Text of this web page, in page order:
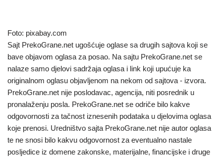
Foto: pixabay.com
Sajt PrekoGrane.net ugošćuje oglase sa drugih sajtova koji se
bave objavom oglasa za posao. Na sajtu PrekoGrane.net se
nalaze samo djelovi sadržaja oglasa i link koji upućuje ka
originalnom oglasu objavljenom na nekom od sajtova - izvora.
PrekoGrane.net nije poslodavac, agencija, niti posrednik u
pronalaženju posla. PrekoGrane.net se odriče bilo kakve
odgovornosti za tačnost iznesenih podataka u djelovima oglasa
koje prenosi. Uredništvo sajta PrekoGrane.net nije autor oglasa
te ne snosi bilo kakvu odgovornost za eventualno nastale
posljedice iz domene zakonske, materijalne, financijske i druge